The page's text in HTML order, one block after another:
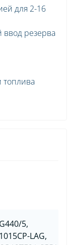
для 2-16
ввод резерва
топлива
5,
LAG,